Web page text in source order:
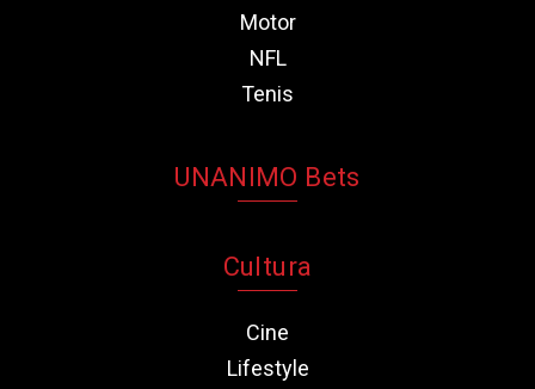
Motor
NFL
Tenis
UNANIMO Bets
Cultura
Cine
Lifestyle